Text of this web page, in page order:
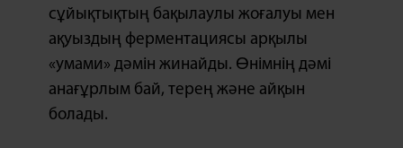
сұйықтықтың бақылаулы жоғалуы мен
ақуыздың ферментациясы арқылы
«умами» дәмін жинайды. Өнімнің дәмі
анағұрлым бай, терең және айқын
болады.